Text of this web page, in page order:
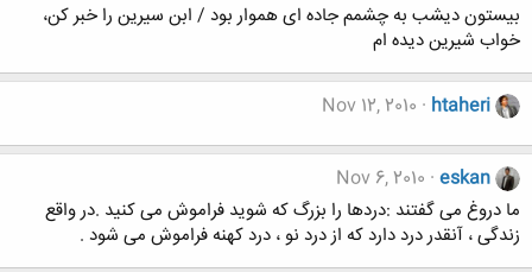
بیستون دیشب به چشمم جاده ای هموار بود / ابن سیرین را خبر کن،
خواب شیرین دیده ام
htaheri
Nov 12, 2010
eskan
Nov 6, 2010
ما دروغ می گفتند :دردها را بزرگ که شوید فراموش می کنید .در واقع
زندگی ، آنقدر درد دارد که از درد نو ، درد کهنه فراموش می شود .